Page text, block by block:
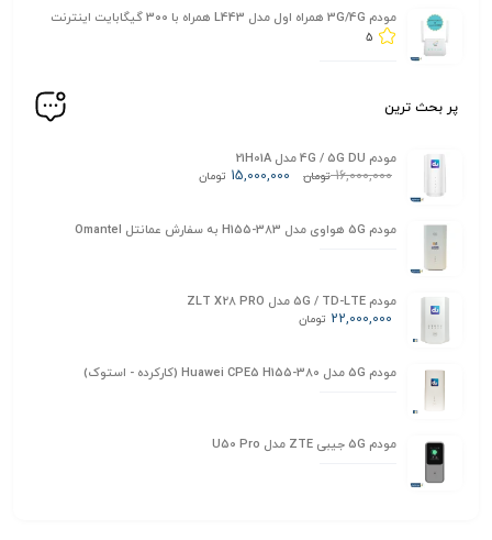
مودم 3G/4G همراه اول مدل L443 همراه با 300 گیگابایت اینترنت
5
پر بحث ترین
مودم 4G / 5G DU مدل 21H01A
16,000,000 تومان 15,000,000 تومان
مودم 5G هواوی مدل H155-383 به سفارش عمانتل Omantel
مودم 5G / TD-LTE مدل ZLT X28 PRO
22,000,000 تومان
مودم 5G مدل Huawei CPE5 H155-380 (کارکرده - استوک)
مودم 5G جیبی ZTE مدل U50 Pro